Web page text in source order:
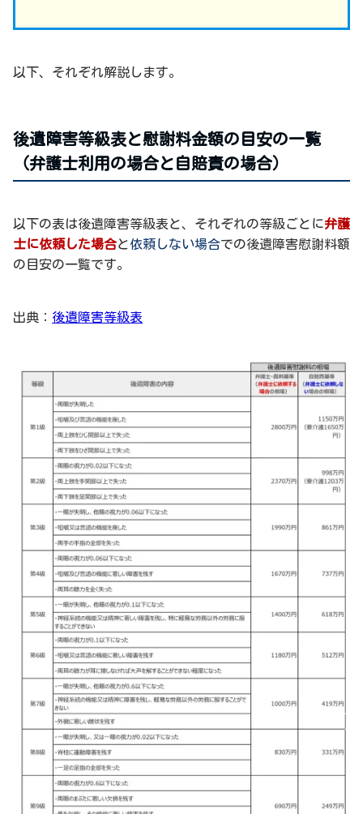
以下、それぞれ解説します。
後遺障害等級表と慰謝料金額の目安の一覧
（弁護士利用の場合と自賠責の場合）
以下の表は後遺障害等級表と、それぞれの等級ごとに弁護
士に依頼した場合と依頼しない場合での後遺障害慰謝料額
の目安の一覧です。
出典： 後遺障害等級表